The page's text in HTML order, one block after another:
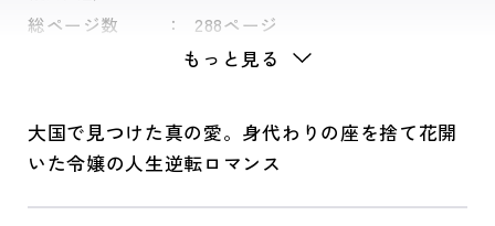
総ページ数 288ページ
もっと見る
大国で見つけた真の愛。身代わりの座を捨て花開
いた令嬢の人生逆転ロマンス